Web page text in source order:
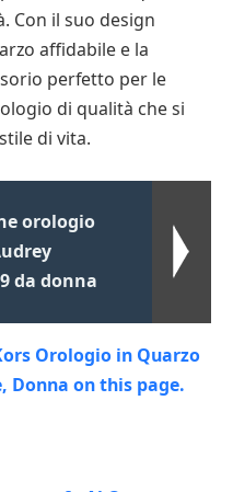
Con il suo design
affidabile e la
perfetto per le
di qualità che si
di vita.
orologio
da donna